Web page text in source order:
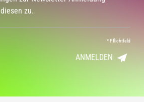
zu.
*Pflichtfeld
ANMELDEN